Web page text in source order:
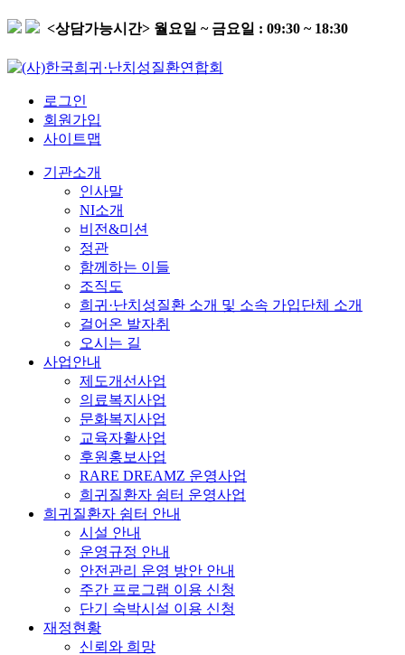
<상담가능시간> 월요일 ~ 금요일 : 09:30 ~ 18:30
로그인
회원가입
사이트맵
기관소개
인사말
NI소개
비전&미션
정관
함께하는 이들
조직도
희귀·난치성질환 소개 및 소속 가입단체 소개
걸어온 발자취
오시는 길
사업안내
제도개선사업
의료복지사업
문화복지사업
교육자활사업
후원홍보사업
RARE DREAMZ 운영사업
희귀질환자 쉼터 운영사업
희귀질환자 쉼터 안내
시설 안내
운영규정 안내
안전관리 운영 방안 안내
주간 프로그램 이용 신청
단기 숙박시설 이용 신청
재정현황
신뢰와 희망